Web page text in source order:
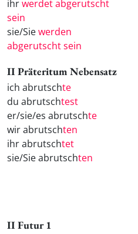
ihrwerdet abgerutscht
sein
sie/Siewerden
abgerutscht sein
II Präteritum Nebensatz
ich abrutschte
du abrutschtest
er/sie/es abrutschte
wir abrutschten
ihr abrutschtet
sie/Sie abrutschten
II Futur 1